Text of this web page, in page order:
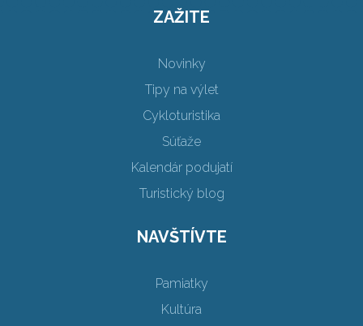
ZAŽITE
Novinky
Tipy na výlet
Cykloturistika
Súťaže
Kalendár podujatí
Turistický blog
NAVŠTÍVTE
Pamiatky
Kultúra